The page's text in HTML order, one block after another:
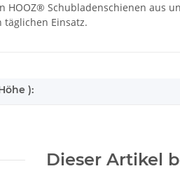
HOOZ® Schubladenschienen aus
Einsatz.
):
Dieser Artikel